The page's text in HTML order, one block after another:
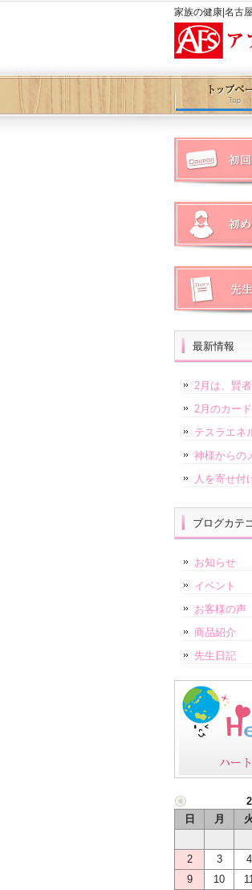
家族の健康|名古
最新情報
2月は、賢
2月のカー
テスラエネ
神様からの
人を寄せ付
ブログカテ
お知らせ
イベント
お客様の声
商品紹介
先生日記
日
月
2
3 4
9
10